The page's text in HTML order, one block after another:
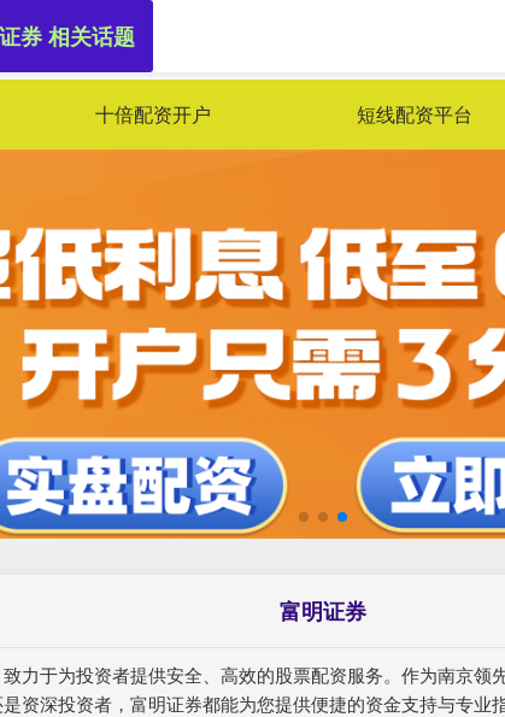
十倍配资开户 短线配资平台
富明证券
力于为投资者提供安全、高效的股票配资服务。作为南京
资深投资者，富明证券都能为您提供便捷的资金支持与专
券 相关话题